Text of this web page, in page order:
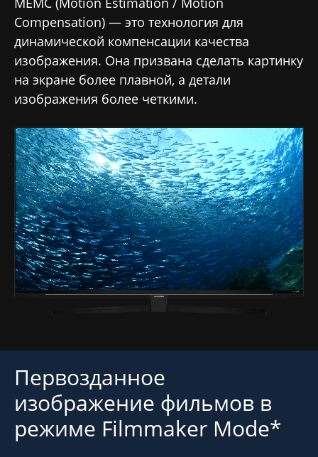
Compensation) — это технология для
динамической компенсации качества
изображения. Она призвана сделать картинку
на экране более плавной, а детали
изображения более четкими.
Первозданное
изображение фильмов в
режиме Filmmaker Mode*